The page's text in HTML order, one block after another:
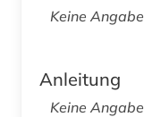
Keine Angabe
Anleitung
Keine Angabe